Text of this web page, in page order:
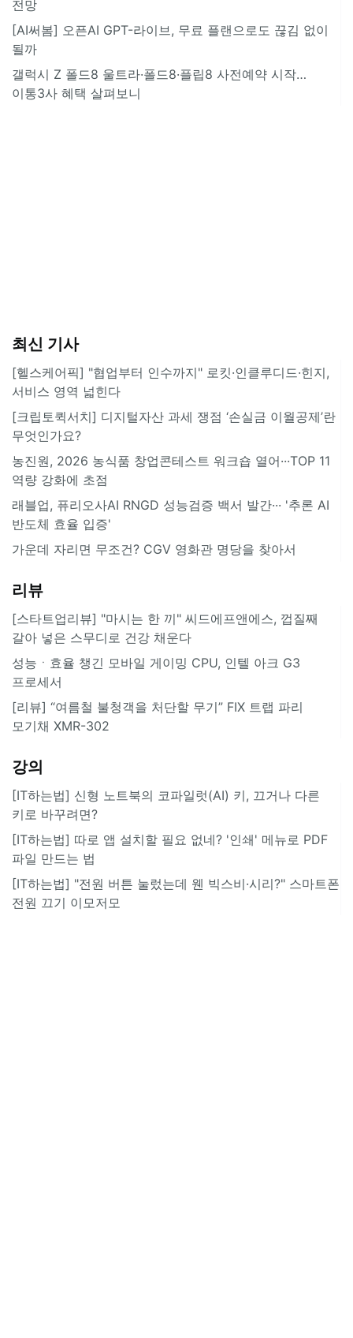
전망
[AI써봄] 오픈AI GPT-라이브, 무료 플랜으로도 끊김 없이
될까
갤럭시 Z 폴드8 울트라·폴드8·플립8 사전예약 시작…
이통3사 혜택 살펴보니
최신 기사
[헬스케어픽] "협업부터 인수까지" 로킷·인클루디드·힌지,
서비스 영역 넓힌다
[크립토퀵서치] 디지털자산 과세 쟁점 ‘손실금 이월공제’란
무엇인가요?
농진원, 2026 농식품 창업콘테스트 워크숍 열어···TOP 11
역량 강화에 초점
래블업, 퓨리오사AI RNGD 성능검증 백서 발간··· '추론 AI
반도체 효율 입증'
가운데 자리면 무조건? CGV 영화관 명당을 찾아서
리뷰
[스타트업리뷰] "마시는 한 끼" 씨드에프앤에스, 껍질째
갈아 넣은 스무디로 건강 채운다
성능ㆍ효율 챙긴 모바일 게이밍 CPU, 인텔 아크 G3
프로세서
[리뷰] “여름철 불청객을 처단할 무기” FIX 트랩 파리
모기채 XMR-302
강의
[IT하는법] 신형 노트북의 코파일럿(AI) 키, 끄거나 다른
키로 바꾸려면?
[IT하는법] 따로 앱 설치할 필요 없네? '인쇄' 메뉴로 PDF
파일 만드는 법
[IT하는법] "전원 버튼 눌렀는데 웬 빅스비·시리?" 스마트폰
전원 끄기 이모저모